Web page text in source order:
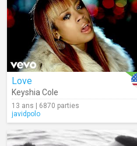
Love
Keyshia Cole
13 ans | 6870 parties
javidpolo